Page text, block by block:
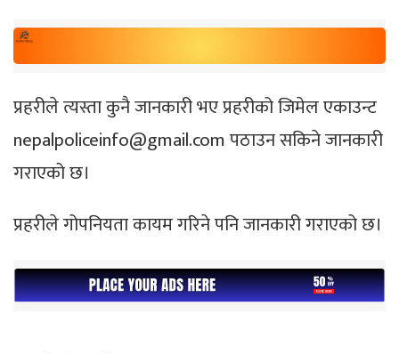
प्रहरीले त्यस्ता कुनै जानकारी भए प्रहरीको जिमेल एकाउन्ट
nepalpoliceinfo@gmail.com पठाउन सकिने जानकारी
गराएको छ।
प्रहरीले गोपनियता कायम गरिने पनि जानकारी गराएको छ।